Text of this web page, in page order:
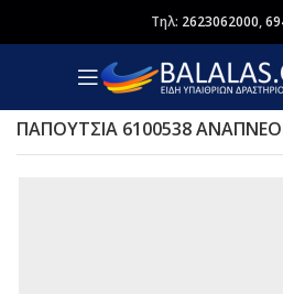
Τηλ: 2623062000,
ΠΑΠΟΥΤΣΙΑ 6100538